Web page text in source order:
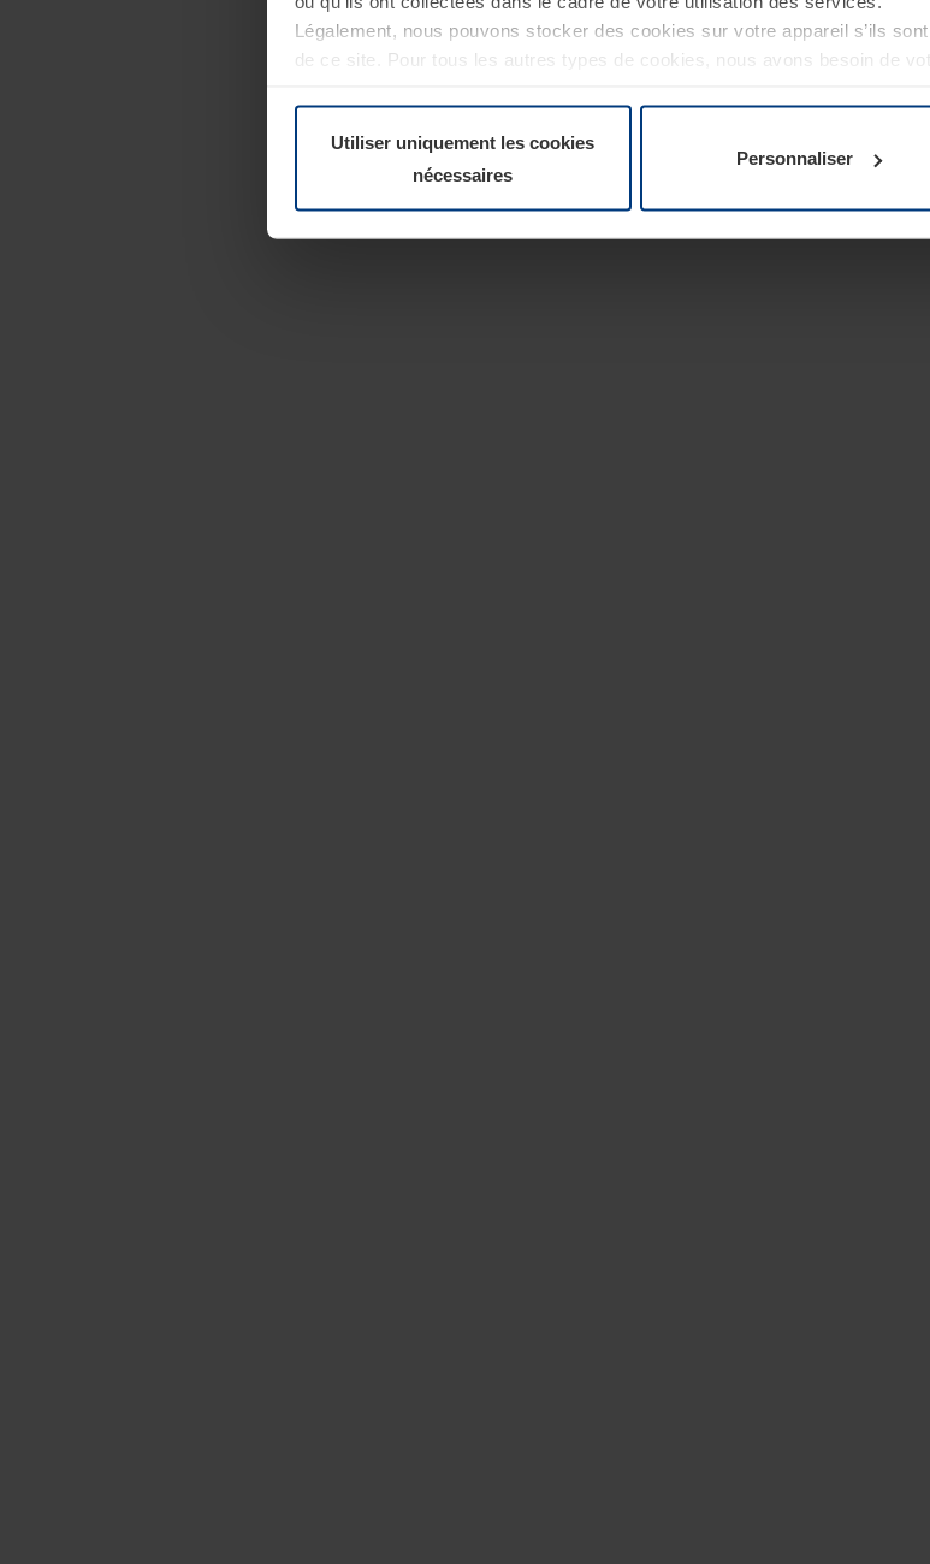
Légalement, nous pouvons stocker des cookies sur votre appareil s’ils
de ce site. Pour tous les autres types de cookies, nous avons besoin de
Utiliser uniquement les cookies
nécessaires
Personnaliser